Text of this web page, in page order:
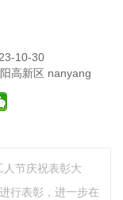
10-30
高新区 nanyang
节庆祝表彰大
行表彰，进一步在